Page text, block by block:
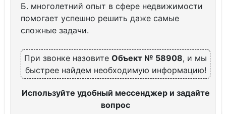
Б. многолетний опыт в сфере недвижимости
помогает успешно решить даже самые
сложные задачи.
При звонке назовите Объект № 58908, и мы
быстрее найдем необходимую информацию!
Используйте удобный мессенджер и задайте
вопрос